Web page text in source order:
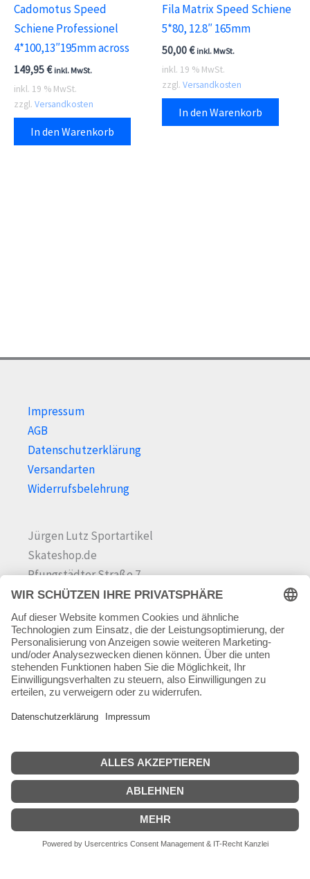
Cadomotus Speed
Schiene Professionel
4*100,13″195mm across
149,95€ inkl. MwSt.
inkl. 19 % MwSt.
zzgl. Versandkosten
In den Warenkorb
Fila Matrix Speed Schiene
5*80, 12.8″ 165mm
50,00€ inkl. MwSt.
inkl. 19 % MwSt.
zzgl. Versandkosten
In den Warenkorb
Impressum
AGB
Datenschutzerklärung
Versandarten
Widerrufsbelehrung
Jürgen Lutz Sportartikel
Skateshop.de
Pfungstädter Straße 7
64342 Seeheim-Jugenheim
Tel.06257 868181
Mail:info@skateshop.de
Warenkorb
Mein Konto
Copyright © 2026 skateshop.de
Informationen zur Echtheit der Bewertungen